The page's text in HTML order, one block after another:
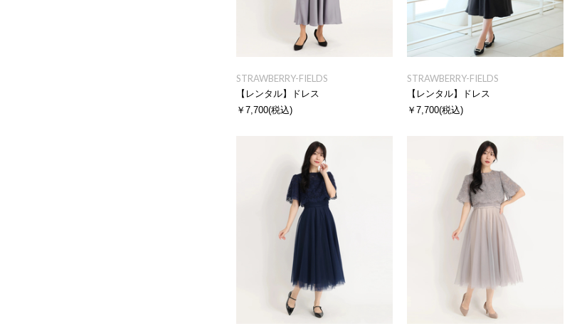
STRAWBERRY-FIELDS
【レンタル】ドレス
￥7,700(税込)
STRAWBERRY-FIELDS
【レンタル】ドレス
￥7,700(税込)